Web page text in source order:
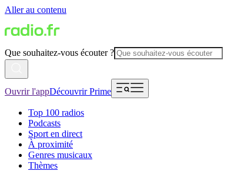
Aller au contenu
Que souhaitez-vous écouter ?
Ouvrir l'appDécouvrir Prime
Top 100 radios
Podcasts
Sport en direct
À proximité
Genres musicaux
Thèmes